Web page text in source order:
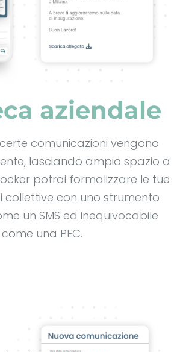
aziendale
comunicazioni vengono
lasciando ampio spazio a
potrai formalizzare le tue
collettive con uno strumento
un SMS ed inequivocabile
come una PEC.